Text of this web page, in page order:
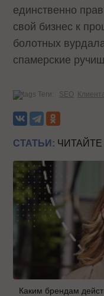
единственно
свой бизнес к
болотных
спамерские
Теги: SEO
СТАТЬИ:
Каким брендам